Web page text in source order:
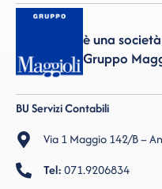
è una
Gruppo
BU Servizi Contabili
Via 1 Maggio 142/B –
Tel:071.9206834